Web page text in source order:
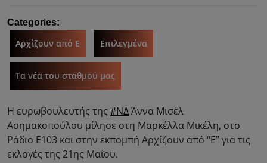
Categories:
Αρχίζουν από Ε Επιλεγμένα
Τα νέα του σταθμού μας
Η ευρωβουλευτής της #ΝΔΆννα Μισέλ
Ασημακοπούλου μίλησε στη Μαρκέλλα Μικέλη, στο
Ράδιο Ε103 και στην εκπομπή Αρχίζουν από “Ε” για τις
εκλογές της 21ης Μαΐου.